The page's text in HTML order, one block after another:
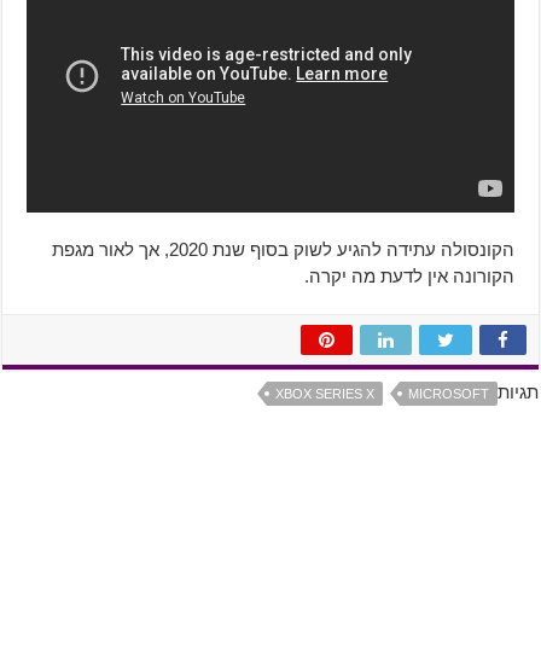
הקונסולה עתידה להגיע לשוק בסוף שנת 2020, אך לאור מגפת
הקורונה אין לדעת מה יקרה.
תגיות MICROSOFT
XBOX SERIES X